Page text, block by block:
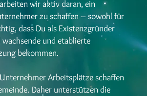
wir aktiv daran, ein
zu schaffen – sowohl für
dass Du als Existenzgründer
und etablierte
bekommen.
Arbeitsplätze schaffen
Daher unterstützen die